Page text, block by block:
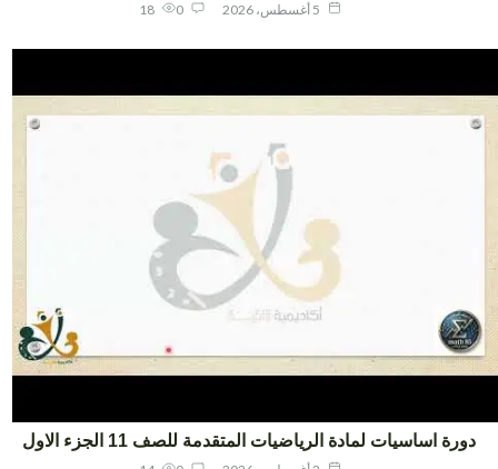
18
اساسيات لمادة الرياضيات المتقدمة للصف 11 الجزء الاول